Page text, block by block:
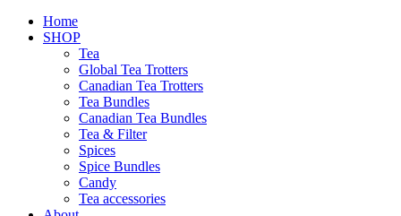
Home
SHOP
Tea
Global Tea Trotters
Canadian Tea Trotters
Tea Bundles
Canadian Tea Bundles
Tea & Filter
Spices
Spice Bundles
Candy
Tea accessories